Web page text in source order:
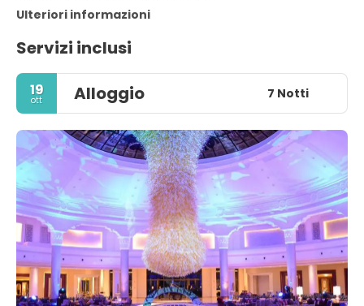
Ulteriori informazioni
Servizi inclusi
19
ott Alloggio 7 Notti